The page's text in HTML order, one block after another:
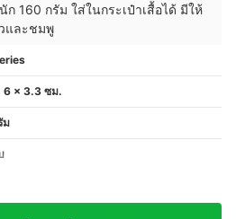
160 กรัม ใส่ในกระเป๋าเสื้อได้ มีให้
และชมพู
6 x 3.3 ซม.
ม